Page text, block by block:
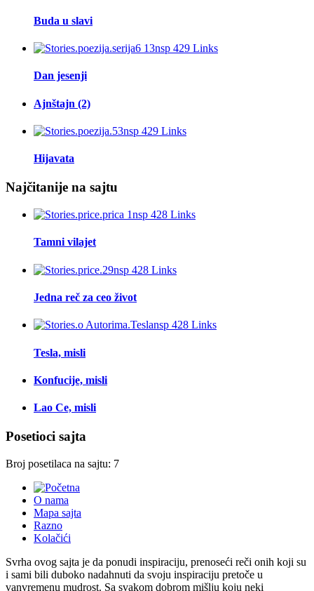
Buda u slavi
Dan jesenji
Ajnštajn (2)
Hijavata
Najčitanije na sajtu
Tamni vilajet
Jedna reč za ceo život
Tesla, misli
Konfucije, misli
Lao Ce, misli
Posetioci sajta
Broj posetilaca na sajtu: 7
O nama
Mapa sajta
Razno
Kolačići
Svrha ovog sajta je da ponudi inspiraciju, prenoseći reči onih koji su
i sami bili duboko nadahnuti da svoju inspiraciju pretoče u
vanvremenu mudrost. Sa svakom dobrom mišlju koju neki